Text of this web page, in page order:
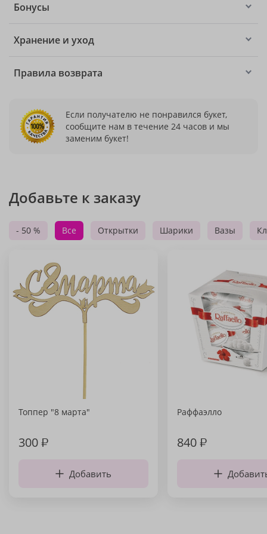
Бонусы
Хранение и уход
Правила возврата
Если получателю не понравился букет,
сообщите нам в течение 24 часов и мы
заменим букет!
Добавьте к заказу
- 50 % Все Открытки Шарики Вазы
Топпер "8 марта"
300₽
Добавить
Раффаэлло
840₽